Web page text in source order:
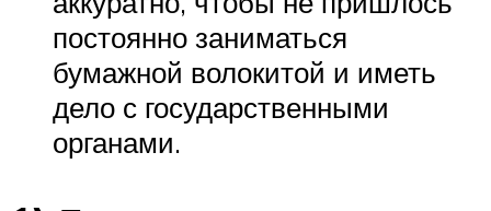
постоянно заниматься
бумажной волокитой и иметь
дело с государственными
органами.